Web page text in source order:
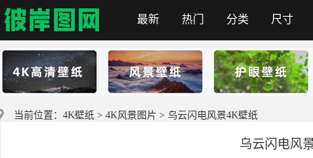
彼岸图网
最新 热门 分类 尺寸
当前位置： 4K壁纸 > 4K风景图片 > 乌云闪电风景4K壁纸
乌云闪电风